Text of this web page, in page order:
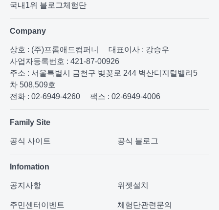
국내1위 블로그체험단
Company
상호 : (주)프롬애드컴퍼니
대표이사 : 강승우
사업자등록번호 : 421-87-00926
주소 : 서울특별시 금천구 벚꽃로 244 벽산디지털밸리5
차 508,509호
전화 : 02-6949-4260
팩스 : 02-6949-4006
Family Site
공식 사이트 공식 블로그
Infomation
공지사항 위젯설치
주민센터이벤트 체험단관련문의